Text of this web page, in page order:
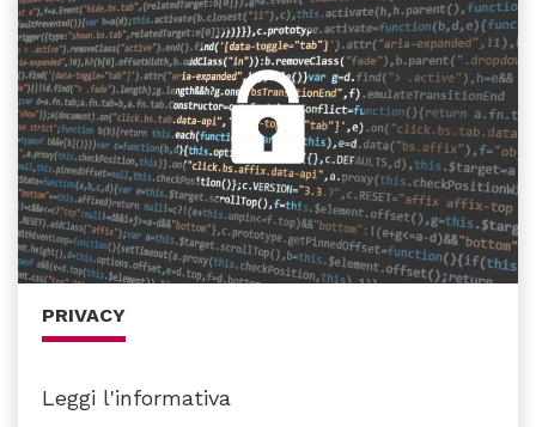
PRIVACY
Leggi l'informativa